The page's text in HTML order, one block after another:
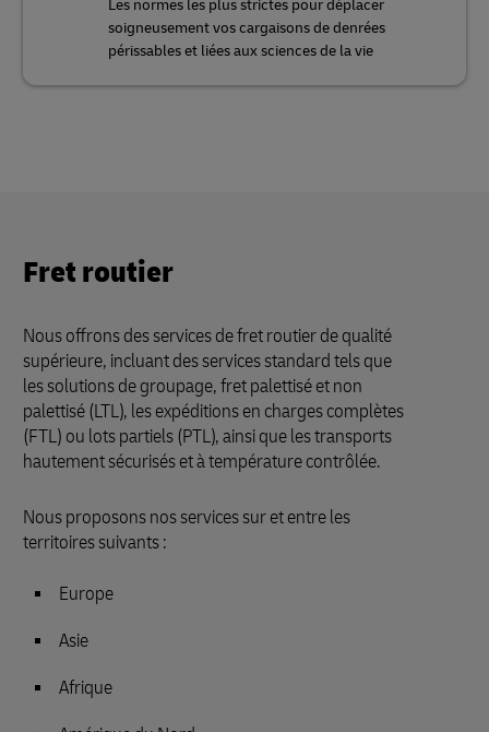
Les normes les plus strictes pour déplacer
soigneusement vos cargaisons de denrées
périssables et liées aux sciences de la vie
Fret routier
Nous offrons des services de fret routier de qualité
supérieure, incluant des services standard tels que
les solutions de groupage, fret palettisé et non
palettisé (LTL), les expéditions en charges complètes
(FTL) ou lots partiels (PTL), ainsi que les transports
hautement sécurisés et à température contrôlée.
Nous proposons nos services sur et entre les
territoires suivants :
Europe
Asie
Afrique